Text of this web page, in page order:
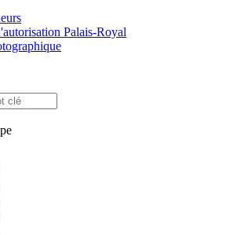
Palais-Royal